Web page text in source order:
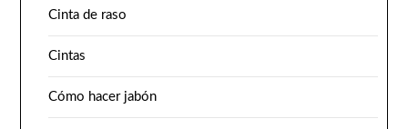
Cinta de raso
Cintas
Cómo hacer jabón